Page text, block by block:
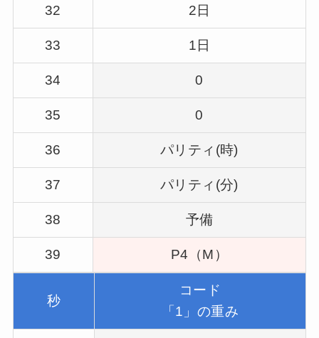
32 2日
33 1日
34 0
35 0
36 パリティ(時)
37 パリティ(分)
38 予備
39 P4（M）
秒
コード
「1」の重み